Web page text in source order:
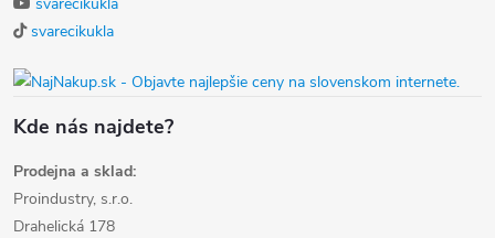
svarecikukla
svarecikukla
Kde nás najdete?
Prodejna a sklad:
Proindustry, s.r.o.
Drahelická 178